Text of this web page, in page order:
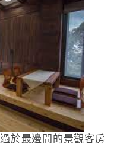
於最邊間的景觀客房